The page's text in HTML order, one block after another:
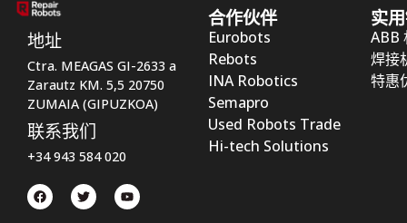
地址
Ctra. MEAGAS GI-2633 a
Zarautz KM. 5,5 20750
ZUMAIA (GIPUZKOA)
联系我们
+34 943 584 020
合作伙伴
Eurobots
Rebots
INA Robotics
Semapro
Used Robots Trade
Hi-tech Solutions
实
ABB
焊接
特惠